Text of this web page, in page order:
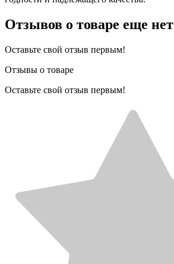
Отзывов о товаре еще нет
Оставьте свой отзыв первым!
Отзывы о товаре
Оставьте свой отзыв первым!